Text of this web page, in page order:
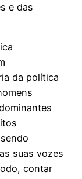
e das
da política
suas vozes
contar